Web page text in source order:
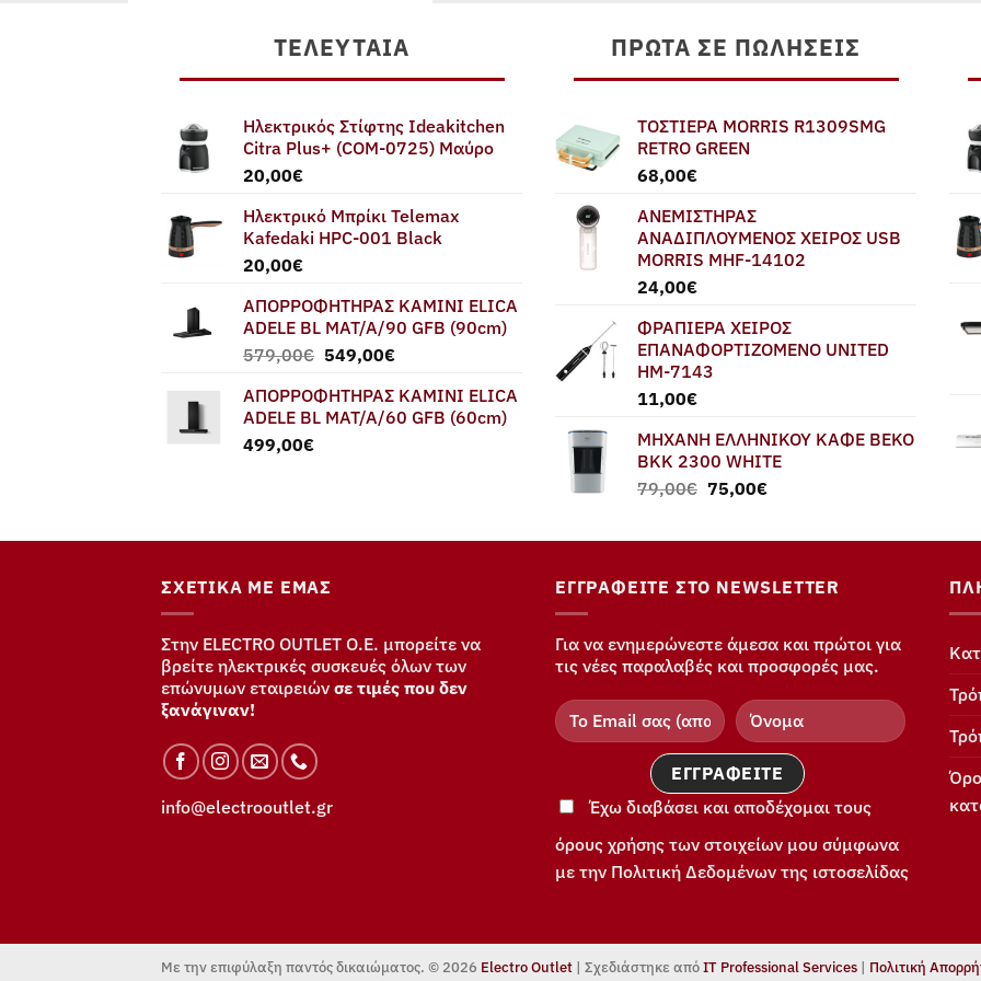
ΤΕΛΕΥΤΑΊΑ
Ηλεκτρικός Στίφτης Ideakitchen
Citra Plus+ (COM-0725) Μαύρο
20,00€
Ηλεκτρικό Μπρίκι Telemax
Kafedaki HPC-001 Black
20,00€
ΑΠΟΡΡΟΦΗΤΗΡΑΣ ΚΑΜΙΝΙ ELICA
ADELE BL MAT/A/90 GFB (90cm)
579,00€ Original
was:
579,00€.
549,00€Η
τιμή
είναι:
ΑΠΟΡΡΟΦΗΤΗΡΑΣ ΚΑΜΙΝΙ ELICA
ADELE BL MAT/A/60 GFB (60cm)
499,00€
ΠΡΏΤΑ ΣΕ ΠΩΛΉΣΕΙΣ
ΤΟΣΤΙΕΡΑ MORRIS R1309SMG
RETRO GREEN
68,00€
ΑΝΕΜΙΣΤΗΡΑΣ
ΑΝΑΔΙΠΛΟΥΜΕΝΟΣ ΧΕΙΡΟΣ USB
MORRIS MHF-14102
24,00€
ΦΡΑΠΙΕΡΑ ΧΕΙΡΟΣ
ΕΠΑΝΑΦΟΡΤΙΖΟΜΕΝΟ UNITED
HM-7143
11,00€
ΜΗΧΑΝΗ ΕΛΛΗΝΙΚΟΥ ΚΑΦΕ BEKO
BKK 2300 WHITE
79,00€ Original
75,00€Η
75,00€.
ΣΧΕΤΙΚΆ ΜΕ ΕΜΆΣ
Στην ELECTRO OUTLET Ο.Ε. μπορείτε να
βρείτε ηλεκτρικές συσκευές όλων των
επώνυμων εταιρειών σε τιμές που δεν
ξανάγιναν!
info@electrooutlet.gr
ΕΓΓΡΑΦΕΊΤΕ ΣΤΟ NEWSLETTER
Για να ενημερώνεστε άμεσα και πρώτοι για
τις νέες παραλαβές και προσφορές μας.
Έχω διαβάσει και αποδέχομαι τους
όρους χρήσης των στοιχείων μου σύμφωνα
με την Πολιτική Δεδομένων της ιστοσελίδας
Με την επιφύλαξη παντός δικαιώματος. © 2026 Electro Outlet | Σχεδιάστηκε απόIT Professional Services | Πολιτική